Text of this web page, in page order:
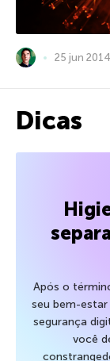
25 jun 2014
Dicas
Após o
seu bem-
segurança
você